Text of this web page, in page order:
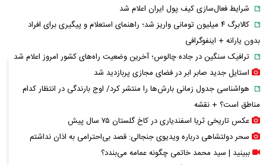
شرایط فعال‌سازی کیف پول ایران اعلام شد
کالابرگ ۴ میلیون تومانی واریز شد؛ راهنمای استعلام و پیگیری برای افراد
بدون یارانه + اینفوگرافی
ترافیک سنگین در جاده چالوس؛ آخرین وضعیت راه‌های کشور امروز اعلام شد
استایل جدید صابر ابر در فضای مجازی پربازدید شد
هواشناسی جدول زمانی بارش‌ها را منتشر کرد/ اوج بارندگی در انتظار کدام
مناطق است؟ + نقشه
عکس تاریخی ثریا اسفندیاری در کاخ گلستان ۷۵ سال پیش
سحر دولتشاهی درباره ویدیوی جنجالی: قصد بی‌احترامی به اذان نداشتم
ببینید | سید محمد خاتمی چگونه عمامه می‌بندد؟